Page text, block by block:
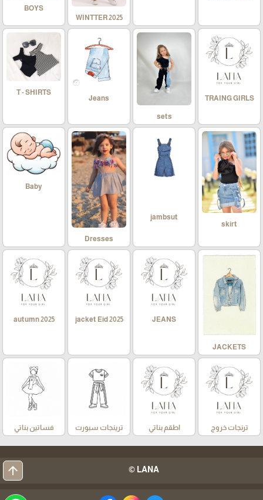
WINTTER 2025
BOYS
TRAING GIRLS
sets
Jeans
T - SHIRTS
skirt
jambsut
Dresses
Baby
JACKETS
JEANS
jacket Eid 2025
autumn 2025
ترنجات خروج اطقم بناتي ترينجات سبورت فساتين بناتي
LANA ©
arrow_upward